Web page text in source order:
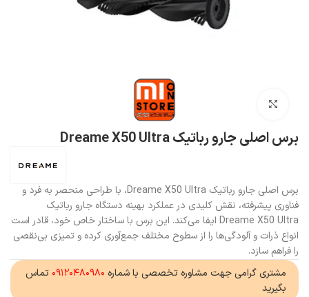
برس اصلی جارو رباتیک Dreame X50 Ultra
برس اصلی جارو رباتیک Dreame X50 Ultra، با طراحی منحصر به فرد و
فناوری پیشرفته، نقش کلیدی در عملکرد بهینه دستگاه جارو رباتیک
Dreame X50 Ultra ایفا می‌کند. این برس با ساختار خاص خود، قادر است
انواع ذرات و آلودگی‌ها را از سطوح مختلف جمع‌آوری کرده و تمیزی بی‌نقصی
را فراهم سازد.
مشتری گرامی جهت مشاوره تخصصی با شماره ۰۹۱۲۰۴۸۰۹۸۰ تماس
بگیرید